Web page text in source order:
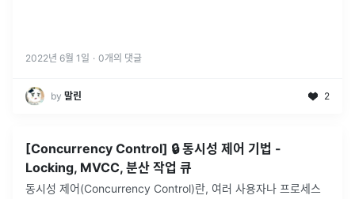
2022년 6월 1일 · 0개의 댓글
by 말린 2
[Concurrency Control] 🔒 동시성 제어 기법 -
Locking, MVCC, 분산 작업 큐
동시성 제어(Concurrency Control)란, 여러 사용자나 프로세스